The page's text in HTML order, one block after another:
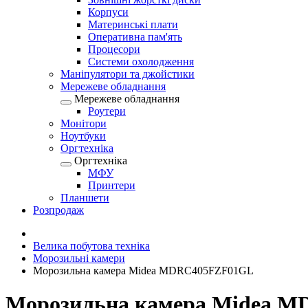
Корпуси
Материнські плати
Оперативна пам'ять
Процесори
Системи охолодження
Маніпулятори та джойстики
Мережеве обладнання
Мережеве обладнання
Роутери
Монітори
Ноутбуки
Оргтехніка
Оргтехніка
МФУ
Принтери
Планшети
Розпродаж
Велика побутова техніка
Морозильні камери
Морозильна камера Midea MDRC405FZF01GL